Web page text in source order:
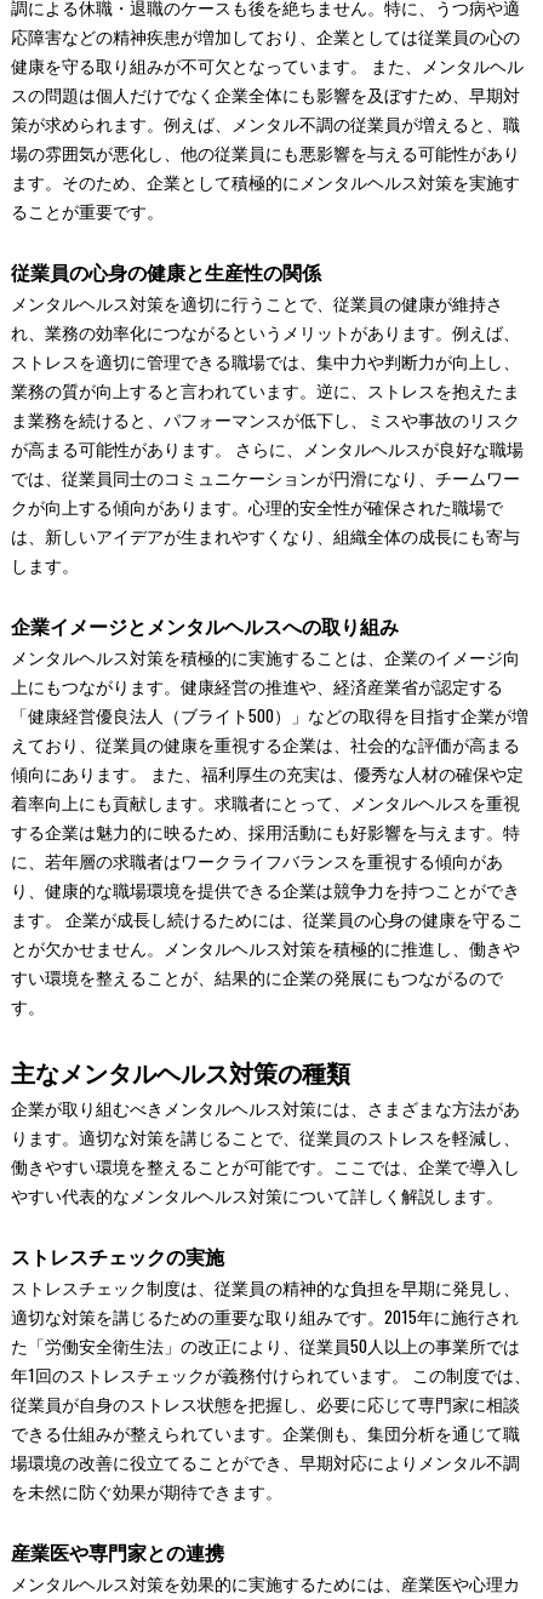
調による休職・退職のケースも後を絶ちません。特に、うつ病や適
応障害などの精神疾患が増加しており、企業としては従業員の心の
健康を守る取り組みが不可欠となっています。 また、メンタルヘル
スの問題は個人だけでなく企業全体にも影響を及ぼすため、早期対
策が求められます。例えば、メンタル不調の従業員が増えると、職
場の雰囲気が悪化し、他の従業員にも悪影響を与える可能性があり
ます。そのため、企業として積極的にメンタルヘルス対策を実施す
ることが重要です。
従業員の心身の健康と生産性の関係
メンタルヘルス対策を適切に行うことで、従業員の健康が維持さ
れ、業務の効率化につながるというメリットがあります。例えば、
ストレスを適切に管理できる職場では、集中力や判断力が向上し、
業務の質が向上すると言われています。逆に、ストレスを抱えたま
ま業務を続けると、パフォーマンスが低下し、ミスや事故のリスク
が高まる可能性があります。 さらに、メンタルヘルスが良好な職場
では、従業員同士のコミュニケーションが円滑になり、チームワー
クが向上する傾向があります。心理的安全性が確保された職場で
は、新しいアイデアが生まれやすくなり、組織全体の成長にも寄与
します。
企業イメージとメンタルヘルスへの取り組み
メンタルヘルス対策を積極的に実施することは、企業のイメージ向
上にもつながります。健康経営の推進や、経済産業省が認定する
「健康経営優良法人（ブライト500）」などの取得を目指す企業が増
えており、従業員の健康を重視する企業は、社会的な評価が高まる
傾向にあります。 また、福利厚生の充実は、優秀な人材の確保や定
着率向上にも貢献します。求職者にとって、メンタルヘルスを重視
する企業は魅力的に映るため、採用活動にも好影響を与えます。特
に、若年層の求職者はワークライフバランスを重視する傾向があ
り、健康的な職場環境を提供できる企業は競争力を持つことができ
ます。 企業が成長し続けるためには、従業員の心身の健康を守るこ
とが欠かせません。メンタルヘルス対策を積極的に推進し、働きや
すい環境を整えることが、結果的に企業の発展にもつながるので
す。
主なメンタルヘルス対策の種類
企業が取り組むべきメンタルヘルス対策には、さまざまな方法があ
ります。適切な対策を講じることで、従業員のストレスを軽減し、
働きやすい環境を整えることが可能です。ここでは、企業で導入し
やすい代表的なメンタルヘルス対策について詳しく解説します。
ストレスチェックの実施
ストレスチェック制度は、従業員の精神的な負担を早期に発見し、
適切な対策を講じるための重要な取り組みです。2015年に施行され
た「労働安全衛生法」の改正により、従業員50人以上の事業所では
年1回のストレスチェックが義務付けられています。 この制度では、
従業員が自身のストレス状態を把握し、必要に応じて専門家に相談
できる仕組みが整えられています。企業側も、集団分析を通じて職
場環境の改善に役立てることができ、早期対応によりメンタル不調
を未然に防ぐ効果が期待できます。
産業医や専門家との連携
メンタルヘルス対策を効果的に実施するためには、産業医や心理カ